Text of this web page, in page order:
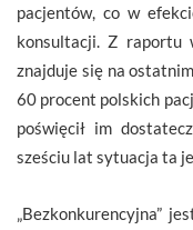
pacjentów, co w
konsultacji. Z raportu
znajduje się na
60 procent polskich
poświęcił im
sześciu lat sytuacja ta
„Bezkonkurencyjna”